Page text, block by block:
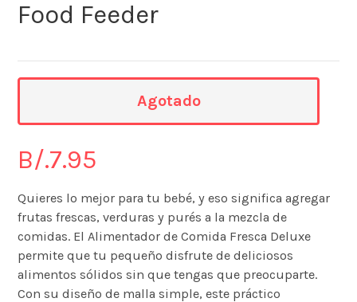
Food Feeder
B/.7.95
Quieres lo mejor para tu bebé, y eso significa agregar
frutas frescas, verduras y purés a la mezcla de
comidas. El Alimentador de Comida Fresca Deluxe
permite que tu pequeño disfrute de deliciosos
alimentos sólidos sin que tengas que preocuparte.
Con su diseño de malla simple, este práctico
Agotado